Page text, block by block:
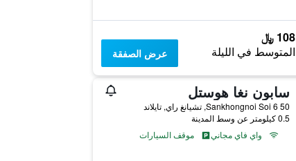
108 ﷼
المتوسط في الليلة عرض الصفقة
سابون نغا هوستل
50 Sankhongnoi Soi 6, تشيانغ راي, تايلاند
0.5 كيلومتر عن وسط المدينة
واي فاي مجاني
موقف السيارات